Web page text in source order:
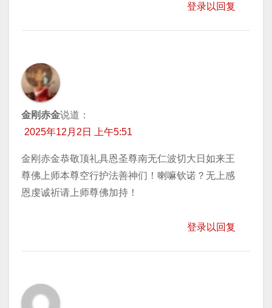
登录以回复
金刚赤金说道：
2025年12月2日 上午5:51
金刚赤金恭敬顶礼具恩圣尊南无仁波切大日如来王
尊佛上师本尊空行护法善神们！喇嘛钦诺？无上感
恩虔诚祈请上师尊佛加持！
登录以回复